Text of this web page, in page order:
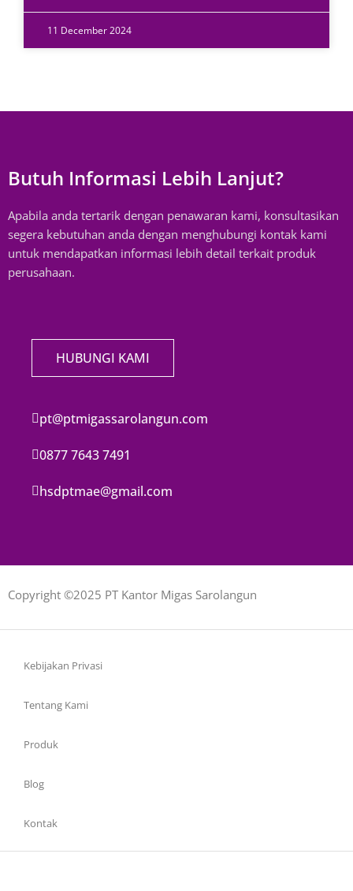
11 December 2024
Butuh Informasi Lebih Lanjut?
Apabila anda tertarik dengan penawaran kami, konsultasikan
segera kebutuhan anda dengan menghubungi kontak kami
untuk mendapatkan informasi lebih detail terkait produk
perusahaan.
HUBUNGI KAMI
pt@ptmigassarolangun.com
0877 7643 7491
hsdptmae@gmail.com
Copyright ©2025 PT Kantor Migas Sarolangun
Kebijakan Privasi
Tentang Kami
Produk
Blog
Kontak